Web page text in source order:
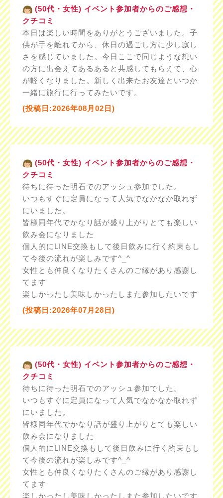
(50代・女性) イベント参加者からのご感想・
クチコミ
本日は楽しい時間をありがとうございました。子
供が手を離れてから、休日の過ごし方に少し寂し
さを感じていました。今日ここで同じような想い
の方に出会えてあるあると共感してもらえて、心
が軽くなりました。新しく出来たお友達といつか
一緒に旅行に行ってみたいです。
(投稿日:2026年08月02日)
(50代・女性) イベント参加者からのご感想・
クチコミ
待ちに待った明石でのアッシュ参加でした。
いつもすぐに定員になって人気でなかなか取れず
にいました。
皆様同年代でかなり話が盛り上がりとても楽しい
飲み会になりました
個人的にLINE交換もして後日飲みに行く約束もし
て今後の流れが楽しみです^_^
女性とも仲良くなりたくさんのご縁があり感謝し
てます
楽しかったし美味しかったしまた参加したいです
(投稿日:2026年07月28日)
(50代・女性) イベント参加者からのご感想・
クチコミ
待ちに待った明石でのアッシュ参加でした。
いつもすぐに定員になって人気でなかなか取れず
にいました。
皆様同年代でかなり話が盛り上がりとても楽しい
飲み会になりました
個人的にLINE交換もして後日飲みに行く約束もし
て今後の流れが楽しみです^_^
女性とも仲良くなりたくさんのご縁があり感謝し
てます
楽しかったし美味しかったしまた参加したいです